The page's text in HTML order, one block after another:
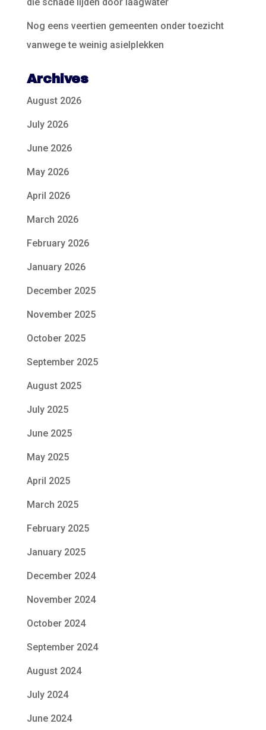
Nog eens veertien gemeenten onder toezicht
vanwege te weinig asielplekken
Archives
August 2026
July 2026
June 2026
May 2026
April 2026
March 2026
February 2026
January 2026
December 2025
November 2025
October 2025
September 2025
August 2025
July 2025
June 2025
May 2025
April 2025
March 2025
February 2025
January 2025
December 2024
November 2024
October 2024
September 2024
August 2024
July 2024
June 2024